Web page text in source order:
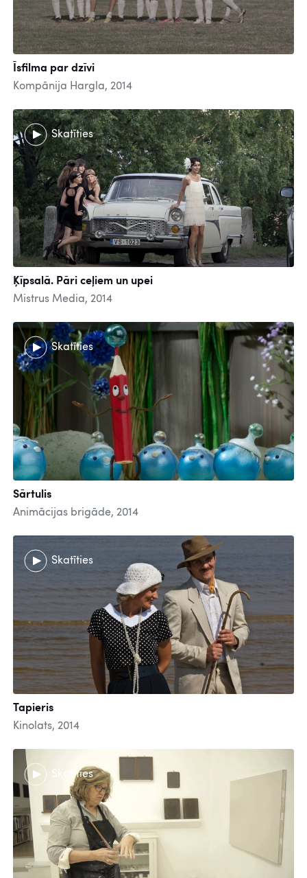
Īsfilma par dzīvi
Kompānija Hargla, 2014
Skatīties
Ķīpsalā. Pāri ceļiem un upei
Mistrus Media, 2014
Skatīties
Sārtulis
Animācijas brigāde, 2014
Skatīties
Tapieris
Kinolats, 2014
Skatīties